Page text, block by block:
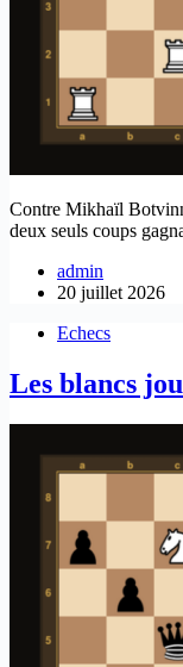
Contre Mikhaïl
deux seuls coups
admin
20 juillet 2026
Echecs
Les blancs